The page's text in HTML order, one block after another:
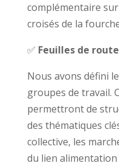
complémentaire
croisés de la
✅ Feuilles de
Nous avons défini
groupes de travail.
permettront de
des thématiques
collective, les
du lien